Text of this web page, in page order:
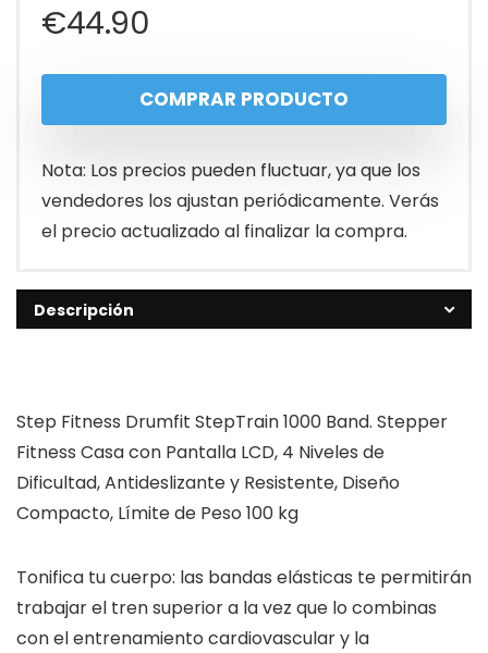
€44.90
COMPRAR PRODUCTO
Nota: Los precios pueden fluctuar, ya que los
vendedores los ajustan periódicamente. Verás
el precio actualizado al finalizar la compra.
Descripción
Step Fitness Drumfit StepTrain 1000 Band. Stepper
Fitness Casa con Pantalla LCD, 4 Niveles de
Dificultad, Antideslizante y Resistente, Diseño
Compacto, Límite de Peso 100 kg
Tonifica tu cuerpo: las bandas elásticas te permitirán
trabajar el tren superior a la vez que lo combinas
con el entrenamiento cardiovascular y la